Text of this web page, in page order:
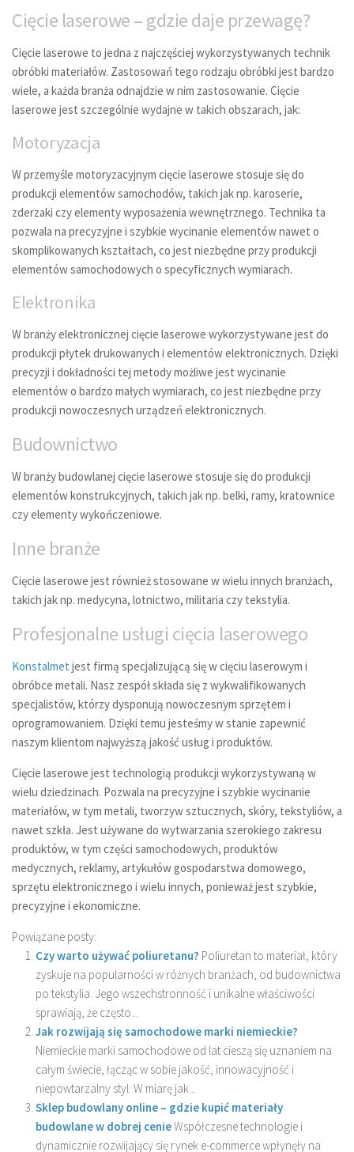
Cięcie laserowe – gdzie daje przewagę?
Cięcie laserowe to jedna z najczęściej wykorzystywanych technik
obróbki materiałów. Zastosowań tego rodzaju obróbki jest bardzo
wiele, a każda branża odnajdzie w nim zastosowanie. Cięcie
laserowe jest szczególnie wydajne w takich obszarach, jak:
Motoryzacja
W przemyśle motoryzacyjnym cięcie laserowe stosuje się do
produkcji elementów samochodów, takich jak np. karoserie,
zderzaki czy elementy wyposażenia wewnętrznego. Technika ta
pozwala na precyzyjne i szybkie wycinanie elementów nawet o
skomplikowanych kształtach, co jest niezbędne przy produkcji
elementów samochodowych o specyficznych wymiarach.
Elektronika
W branży elektronicznej cięcie laserowe wykorzystywane jest do
produkcji płytek drukowanych i elementów elektronicznych. Dzięki
precyzji i dokładności tej metody możliwe jest wycinanie
elementów o bardzo małych wymiarach, co jest niezbędne przy
produkcji nowoczesnych urządzeń elektronicznych.
Budownictwo
W branży budowlanej cięcie laserowe stosuje się do produkcji
elementów konstrukcyjnych, takich jak np. belki, ramy, kratownice
czy elementy wykończeniowe.
Inne branże
Cięcie laserowe jest również stosowane w wielu innych branżach,
takich jak np. medycyna, lotnictwo, militaria czy tekstylia.
Profesjonalne usługi cięcia laserowego
Konstalmet jest firmą specjalizującą się w cięciu laserowym i
obróbce metali. Nasz zespół składa się z wykwalifikowanych
specjalistów, którzy dysponują nowoczesnym sprzętem i
oprogramowaniem. Dzięki temu jesteśmy w stanie zapewnić
naszym klientom najwyższą jakość usług i produktów.
Cięcie laserowe jest technologią produkcji wykorzystywaną w
wielu dziedzinach. Pozwala na precyzyjne i szybkie wycinanie
materiałów, w tym metali, tworzyw sztucznych, skóry, tekstyliów, a
nawet szkła. Jest używane do wytwarzania szerokiego zakresu
produktów, w tym części samochodowych, produktów
medycznych, reklamy, artykułów gospodarstwa domowego,
sprzętu elektronicznego i wielu innych, ponieważ jest szybkie,
precyzyjne i ekonomiczne.
Powiązane posty:
Czy warto używać poliuretanu? Poliuretan to materiał, który
zyskuje na popularności w różnych branżach, od budownictwa
po tekstylia. Jego wszechstronność i unikalne właściwości
sprawiają, że często...
Jak rozwijają się samochodowe marki niemieckie?
Niemieckie marki samochodowe od lat cieszą się uznaniem na
całym świecie, łącząc w sobie jakość, innowacyjność i
niepowtarzalny styl. W miarę jak...
Sklep budowlany online – gdzie kupić materiały
budowlane w dobrej cenieWspółczesne technologie i
dynamicznie rozwijający się rynek e-commerce wpłynęły na